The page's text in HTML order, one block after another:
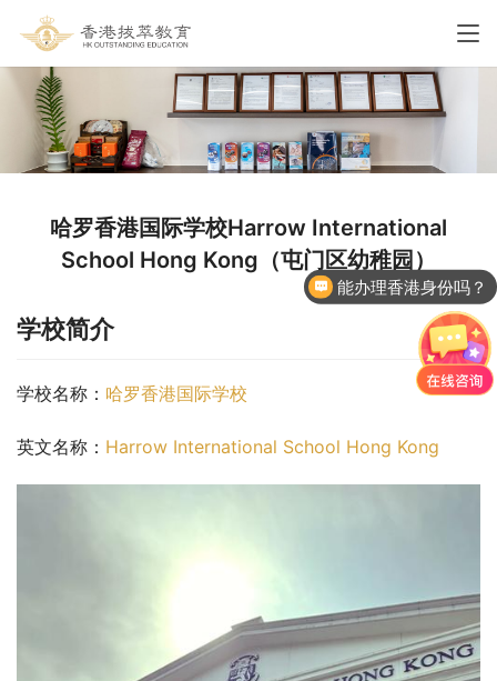
哈罗香港国际学校Harrow International
School Hong Kong（屯门区幼稚园）
学校简介
学校名称： 哈罗香港国际学校
英文名称： Harrow International School Hong Kong
能办理香港身份吗？